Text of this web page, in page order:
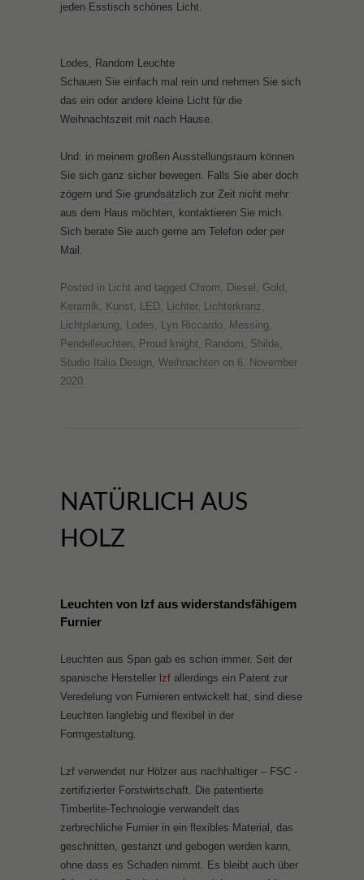
jeden Esstisch schönes Licht.
Lodes, Random Leuchte
Schauen Sie einfach mal rein und nehmen Sie sich
das ein oder andere kleine Licht für die
Weihnachtszeit mit nach Hause.
Und: in meinem großen Ausstellungsraum können
Sie sich ganz sicher bewegen. Falls Sie aber doch
zögern und Sie grundsätzlich zur Zeit nicht mehr
aus dem Haus möchten, kontaktieren Sie mich.
Sich berate Sie auch gerne am Telefon oder per
Mail.
Posted in Licht and tagged Chrom, Diesel , Gold ,
Keramik, Kunst, LED, Lichter, Lichterkranz,
Lichtplanung, Lodes, Lyn Riccardo, Messing,
Pendelleuchten, Proud knight, Random, Shilde,
Studio Italia Design, Weihnachten on 6. November
2020.
NATÜRLICH AUS
HOLZ
Leuchten von lzf aus widerstandsfähigem
Furnier
Leuchten aus Span gab es schon immer. Seit der
spanische Hersteller lzf allerdings ein Patent zur
Veredelung von Furnieren entwickelt hat, sind diese
Leuchten langlebig und flexibel in der
Formgestaltung.
Lzf verwendet nur Hölzer aus nachhaltiger – FSC -
zertifizierter Forstwirtschaft. Die patentierte
Timberlite-Technologie verwandelt das
zerbrechliche Furnier in ein flexibles Material, das
geschnitten, gestanzt und gebogen werden kann,
ohne dass es Schaden nimmt. Es bleibt auch über